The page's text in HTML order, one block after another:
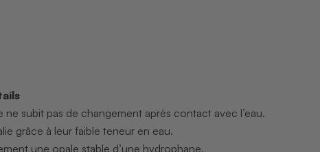
ne subit pas de changement après contact avec l’eau.
grâce à leur faible teneur en eau.
une opale stable d’une hydrophane.